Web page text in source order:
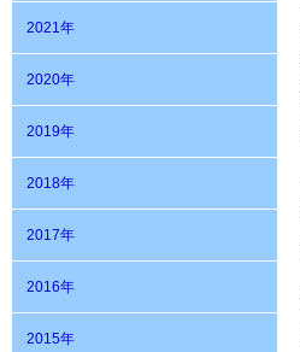
2021年
2020年
2019年
2018年
2017年
2016年
2015年